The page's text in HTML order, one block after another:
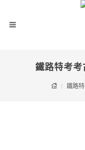
鐵路特考考
鐵路